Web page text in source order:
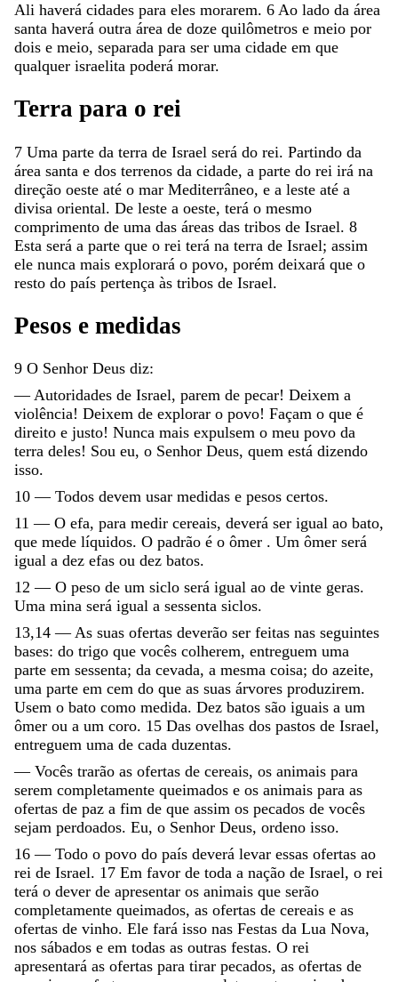
Ali haverá cidades para eles morarem. 6 Ao lado da área
santa haverá outra área de doze quilômetros e meio por
dois e meio, separada para ser uma cidade em que
qualquer israelita poderá morar.
Terra para o rei
7 Uma parte da terra de Israel será do rei. Partindo da
área santa e dos terrenos da cidade, a parte do rei irá na
direção oeste até o mar Mediterrâneo, e a leste até a
divisa oriental. De leste a oeste, terá o mesmo
comprimento de uma das áreas das tribos de Israel. 8
Esta será a parte que o rei terá na terra de Israel; assim
ele nunca mais explorará o povo, porém deixará que o
resto do país pertença às tribos de Israel.
Pesos e medidas
9 O Senhor Deus diz:
—Autoridades de Israel, parem de pecar! Deixem a
violência! Deixem de explorar o povo! Façam o que é
direito e justo! Nunca mais expulsem o meu povo da
terra deles! Sou eu, o Senhor Deus, quem está dizendo
isso.
10 — Todos devem usar medidas e pesos certos.
11 — O efa, para medir cereais, deverá ser igual ao bato,
que mede líquidos. O padrão é o ômer . Um ômer será
igual a dez efas ou dez batos.
12 — O peso de um siclo será igual ao de vinte geras.
Uma mina será igual a sessenta siclos.
13,14 —As suas ofertas deverão ser feitas nas seguintes
bases: do trigo que vocês colherem, entreguem uma
parte em sessenta; da cevada, a mesma coisa; do azeite,
uma parte em cem do que as suas árvores produzirem.
Usem o bato como medida. Dez batos são iguais a um
ômer ou a um coro. 15 Das ovelhas dos pastos de Israel,
entreguem uma de cada duzentas.
— Vocês trarão as ofertas de cereais, os animais para
serem completamente queimados e os animais para as
ofertas de paz a fim de que assim os pecados de vocês
sejam perdoados. Eu, o Senhor Deus, ordeno isso.
16 — Todo o povo do país deverá levar essas ofertas ao
rei de Israel. 17 Em favor de toda a nação de Israel, o rei
terá o dever de apresentar os animais que serão
completamente queimados, as ofertas de cereais e as
ofertas de vinho. Ele fará isso nas Festas da Lua Nova,
nos sábados e em todas as outras festas. O rei
apresentará as ofertas para tirar pecados, as ofertas de